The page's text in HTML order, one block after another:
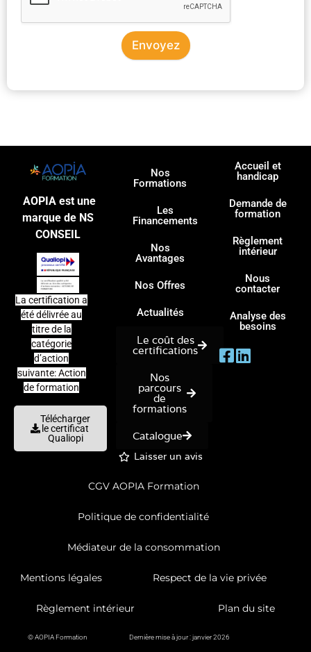
Envoyez
AOPIA est une
marque de NS
CONSEIL
La certification a
été délivrée au
titre de la
catégorie
d’action
suivante: Action
de formation
Télécharger
le certificat
Qualiopi
Nos
Formations
Les
Financements
Nos
Avantages
Nos Offres
Actualités
Le coût des
certifications
Nos
parcours
de
formations
Catalogue
Laisser un avis
Accueil et
handicap
Demande de
formation
Règlement
intérieur
Nous
contacter
Analyse des
besoins
CGV AOPIA Formation
Politique de confidentialité
Médiateur de la consommation
Mentions légales Respect de la vie privée
Règlement intérieur Plan du site
© AOPIA Formation Dernière mise à jour : janvier 2026